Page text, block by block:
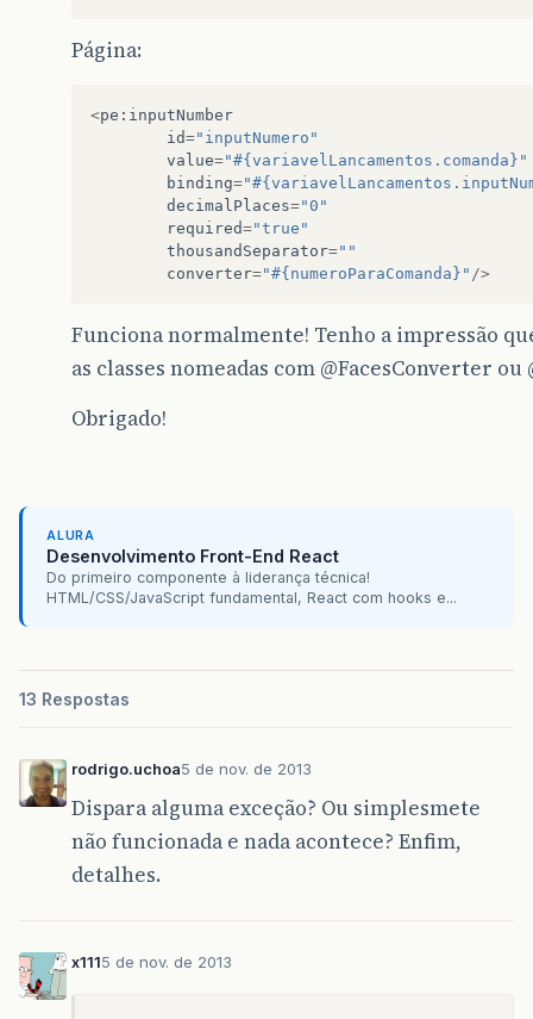
Página:
<pe : inputNumber
id="inputNumero"
value="#{variavelLancamentos.comanda}"
binding=
decimalPlaces="0"
required="true"
thousandSeparator=""
converter="#{numeroParaComanda}" />
Funciona normalmente! Tenho a impressão
as classes nomeadas com @FacesConverter ou
Obrigado!
ALURA
Desenvolvimento Front-End React
Do primeiro componente à liderança técnica!
HTML/CSS/JavaScript fundamental, React com hooks e...
13 Respostas
rodrigo.uchoa5 de nov. de 2013
Dispara alguma exceção? Ou simplesmete
não funcionada e nada acontece? Enfim,
detalhes.
x1115 de nov. de 2013